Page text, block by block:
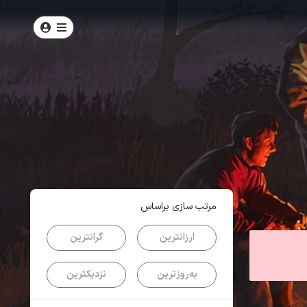
مرتب سازی براساس
ارزانترین گرانترین
به‌روزترین نزدیکترین